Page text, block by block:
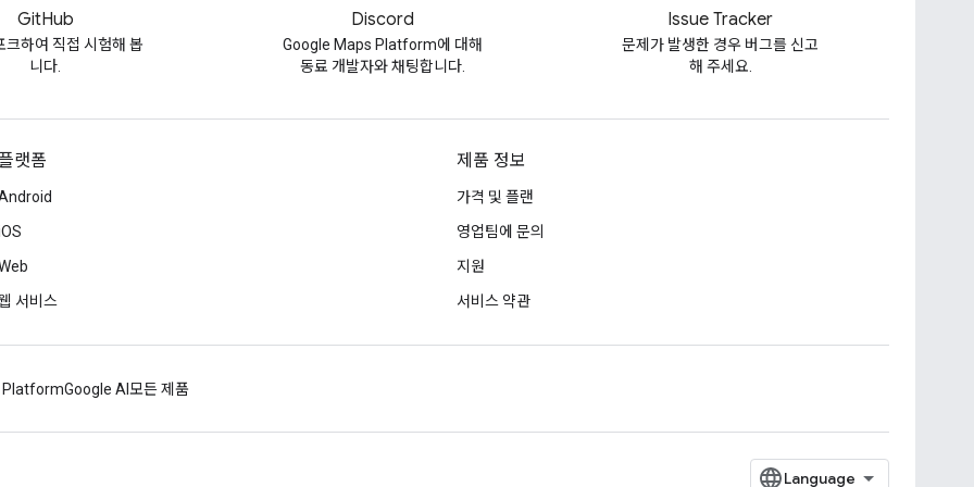
GitHub
크하여 직접 시험해 봅
니다.
Discord
Google Maps Platform에 대해
동료 개발자와 채팅합니다.
Issue Tracker
문제가 발생한 경우 버그를 신고
해 주세요.
플랫폼
서비스
제품 정보
가격 및 플랜
영업팀에 문의
지원
서비스 약관
PlatformGoogle AI모든 제품